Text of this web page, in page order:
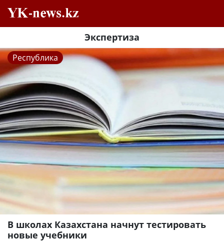
Экспертиза
Республика
В школах Казахстана начнут тестировать
новые учебники